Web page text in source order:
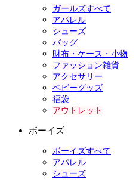
ガールズすべて
アパレル
シューズ
バッグ
財布・ケース・小物
ファッション雑貨
アクセサリー
ベビーグッズ
福袋
アウトレット
ボーイズ
ボーイズすべて
アパレル
シューズ